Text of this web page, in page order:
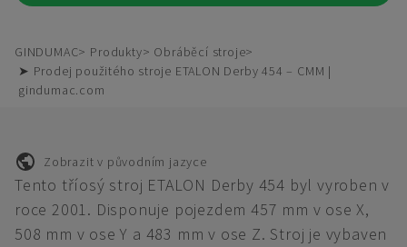
GINDUMAC Produkty
Obráběcí stroje
➤ Prodej použitého stroje ETALON Derby 454 – CMM |
gindumac.com
Zobrazit v původním jazyce
Tento tříosý stroj ETALON Derby 454 byl vyroben v
roce 2001. Disponuje pojezdem 457 mm v ose X,
508 mm v ose Y a 483 mm v ose Z. Stroj je vybaven